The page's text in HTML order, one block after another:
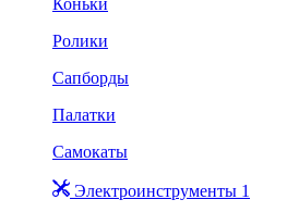
Коньки
Ролики
Сапборды
Палатки
Самокаты
Электроинструменты 1